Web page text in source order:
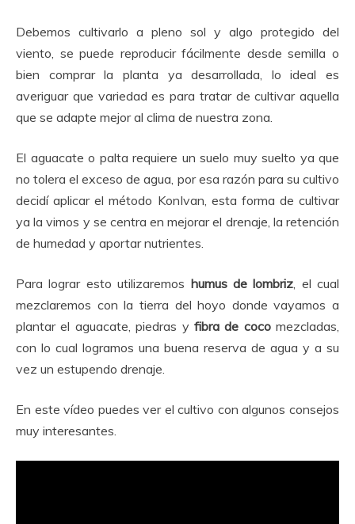
Debemos cultivarlo a pleno sol y algo protegido del
viento, se puede reproducir fácilmente desde semilla o
bien comprar la planta ya desarrollada, lo ideal es
averiguar que variedad es para tratar de cultivar aquella
que se adapte mejor al clima de nuestra zona.
El aguacate o palta requiere un suelo muy suelto ya que
no tolera el exceso de agua, por esa razón para su cultivo
decidí aplicar el método KonIvan, esta forma de cultivar
ya la vimos y se centra en mejorar el drenaje, la retención
de humedad y aportar nutrientes.
Para lograr esto utilizaremos humus de lombriz , el cual
mezclaremos con la tierra del hoyo donde vayamos a
plantar el aguacate, piedras y fibra de cocomezcladas,
con lo cual logramos una buena reserva de agua y a su
vez un estupendo drenaje.
En este vídeo puedes ver el cultivo con algunos consejos
muy interesantes.